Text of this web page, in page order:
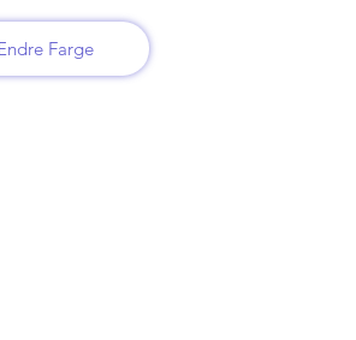
Farge